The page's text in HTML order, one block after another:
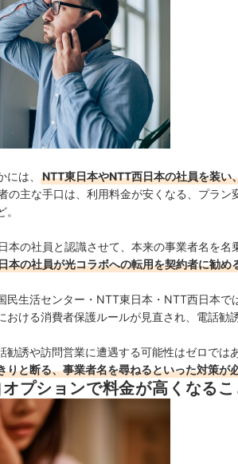
は、
NTT東日本やNTT西日本の社員を装い
の主な手口は、 利用料金が安くなる、プラン
。
本の社員と認識させて、本来の事業者名を名
本の社員が光コラボへの転用を契約者に勧め
民生活センター・NTT東日本・NTT西日本で
おける消費者保護ルールが見直され、電話勧
勧誘や訪問営業に遭遇する可能性はゼロでは
りと断る、事業者名を尋ねるといった対策が
プションで料金が高くなるこ